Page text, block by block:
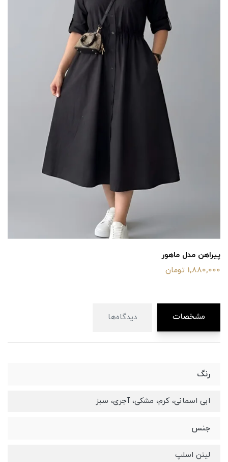
پیراهن مدل ماهور
1,880,000 تومان
مشخصات دیدگاه‌ها
رنگ
ابی اسمانی، کرم، مشکی، آجری، سبز
جنس
لینن اسلپ